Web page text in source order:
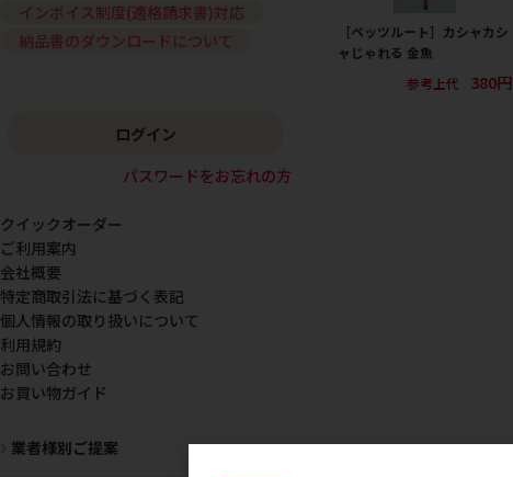
［ペッツルート］カシャカシ
ャじゃれる 金魚
参考上代
380円
インボイス制度(適格請求書)対応
納品書のダウンロードについて
ログイン
パスワードをお忘れの方
クイックオーダー
ご利用案内
会社概要
特定商取引法に基づく表記
個人情報の取り扱いについて
利用規約
お問い合わせ
お買い物ガイド
業者様別ご提案